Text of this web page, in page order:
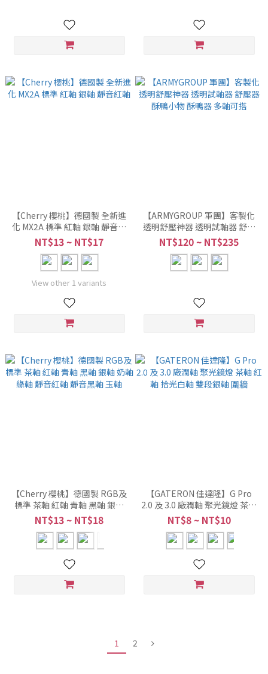
【Cherry 櫻桃】德國製 全新進
化 MX2A 標準 紅軸 銀軸 靜音紅
NT$13 ~ NT$17
View other 1 variants
【ARMYGROUP 軍團】客製化
透明舒壓神器 透明試軸器 舒壓
器 酥鴨小物 酥鴨器 多軸可搭
NT$120 ~ NT$235
【Cherry 櫻桃】德國製 RGB及
標準 茶軸 紅軸 青軸 黑軸 銀軸
奶軸 綠軸 靜音紅軸 靜音黑軸 玉
NT$13 ~ NT$18
【GATERON 佳達隆】G Pro
2.0 及 3.0 廠潤軸 聚光鏡燈 茶軸
紅軸 拾光白軸 雙段銀軸 圍牆
NT$8 ~ NT$10
1 2